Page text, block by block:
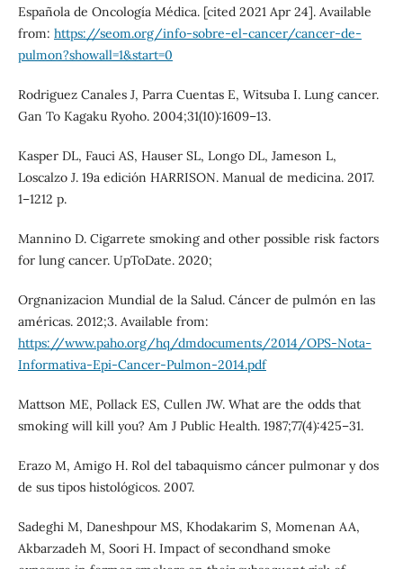
Española de Oncología Médica. [cited 2021 Apr 24]. Available
from: https://seom.org/info-sobre-el-cancer/cancer-de-
pulmon?showall=1&start=0
Rodriguez Canales J, Parra Cuentas E, Witsuba I. Lung cancer.
Gan To Kagaku Ryoho. 2004;31(10):1609–13.
Kasper DL, Fauci AS, Hauser SL, Longo DL, Jameson L,
Loscalzo J. 19a edición HARRISON. Manual de medicina. 2017.
1–1212 p.
Mannino D. Cigarrete smoking and other possible risk factors
for lung cancer. UpToDate. 2020;
Orgnanizacion Mundial de la Salud. Cáncer de pulmón en las
américas. 2012;3. Available from:
https://www.paho.org/hq/dmdocuments/2014/OPS-Nota-
Informativa-Epi-Cancer-Pulmon-2014.pdf
Mattson ME, Pollack ES, Cullen JW. What are the odds that
smoking will kill you? Am J Public Health. 1987;77(4):425–31.
Erazo M, Amigo H. Rol del tabaquismo cáncer pulmonar y dos
de sus tipos histológicos. 2007.
Sadeghi M, Daneshpour MS, Khodakarim S, Momenan AA,
Akbarzadeh M, Soori H. Impact of secondhand smoke